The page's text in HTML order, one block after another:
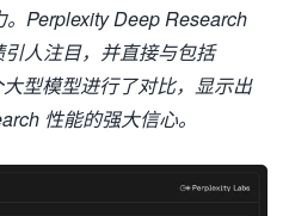
Perplexity Deep Research
人注目，并直接与包括
型模型进行了对比，显示出
性能的强大信心。